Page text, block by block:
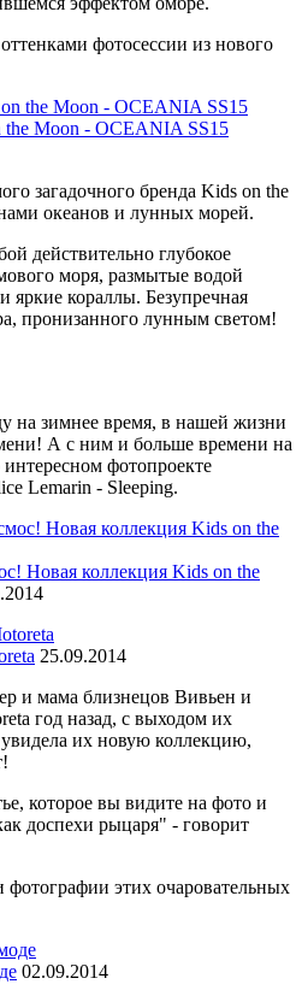
фотосессии из нового
the Moon - OCEANIA SS15
загадочного бренда Kids on the
океанов и лунных морей.
действительно глубокое
моря, размытые водой
кораллы. Безупречная
пронизанного лунным светом!
на зимнее время, в нашей жизни
А с ним и больше времени на
фотопроекте
Lemarin - Sleeping.
Новая коллекция Kids on the
25.09.2014
и мама близнецов Вивьен и
год назад, с выходом их
их новую коллекцию,
которое вы видите на фото и
доспехи рыцаря" - говорит
этих очаровательных
02.09.2014